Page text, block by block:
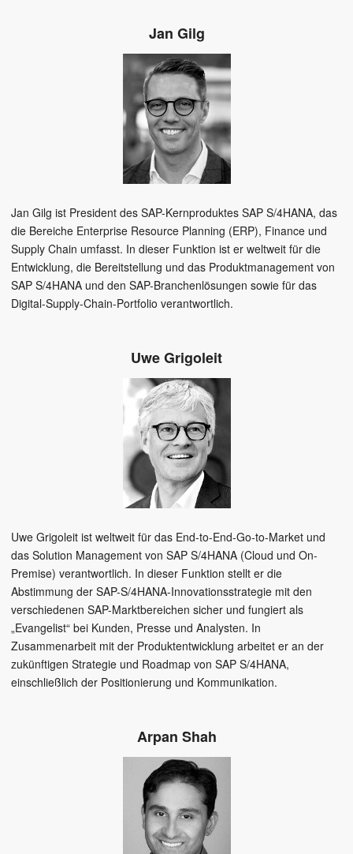
Jan Gilg
Jan Gilg ist President des SAP-Kernproduktes SAP S/4HANA, das
die Bereiche Enterprise Resource Planning (ERP), Finance und
Supply Chain umfasst. In dieser Funktion ist er weltweit für die
Entwicklung, die Bereitstellung und das Produktmanagement von
SAP S/4HANA und den SAP-Branchenlösungen sowie für das
Digital-Supply-Chain-Portfolio verantwortlich.
Uwe Grigoleit
Uwe Grigoleit ist weltweit für das End-to-End-Go-to-Market und
das Solution Management von SAP S/4HANA (Cloud und On-
Premise) verantwortlich. In dieser Funktion stellt er die
Abstimmung der SAP-S/4HANA-Innovationsstrategie mit den
verschiedenen SAP-Marktbereichen sicher und fungiert als
„Evangelist“ bei Kunden, Presse und Analysten. In
Zusammenarbeit mit der Produktentwicklung arbeitet er an der
zukünftigen Strategie und Roadmap von SAP S/4HANA,
einschließlich der Positionierung und Kommunikation.
Arpan Shah